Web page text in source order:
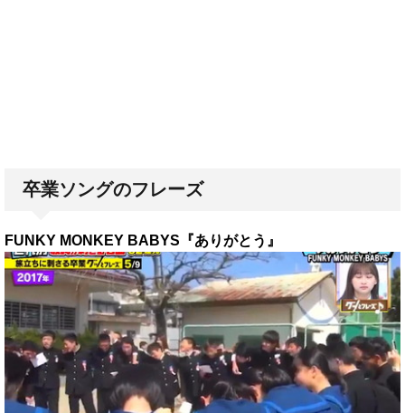
卒業ソングのフレーズ
FUNKY MONKEY BABYS『ありがとう』